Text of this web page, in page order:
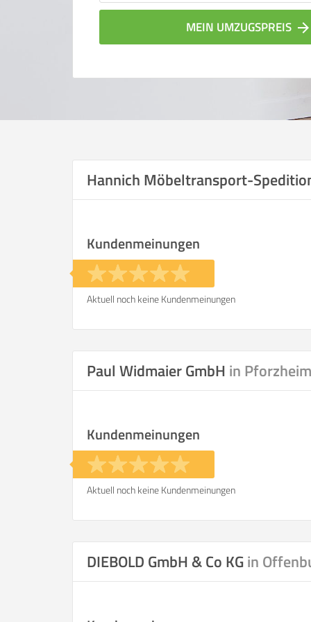
MEIN UMZUGSPREIS arrow_forward
Vergleichsergebnis
Ihre Angaben: am
Selbst
Helfer .
Stunden
KOSTENSCHÄTZUNG:
Hannich Möbeltransport-
Kundenmeinungen
Aktuell noch keine Kundenmeinungen
Paul Widmaier GmbH in Pforzheim
Kundenmeinungen
Aktuell noch keine Kundenmeinungen
DIEBOLD GmbH & Co KGin